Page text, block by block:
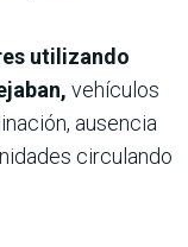
utilizando
vehículos
ausencia
circulando